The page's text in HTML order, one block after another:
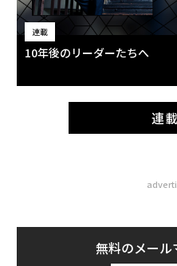
連載
10年後のリーダーたちへ
連
無料のメール